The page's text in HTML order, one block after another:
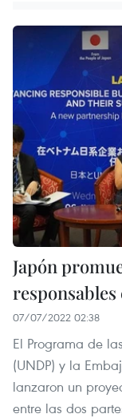
Japón
responsables
07/07/2022 02:38
El Programa de
(UNDP) y la
lanzaron un
entre las dos